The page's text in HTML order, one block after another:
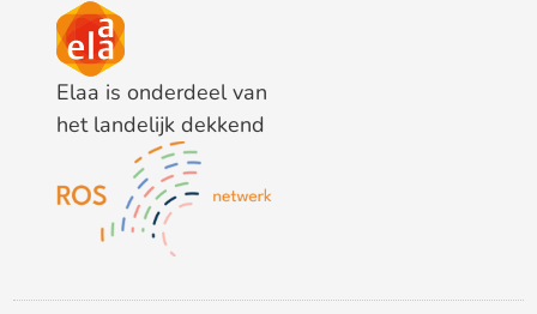
Elaa is onderdeel van
het landelijk dekkend